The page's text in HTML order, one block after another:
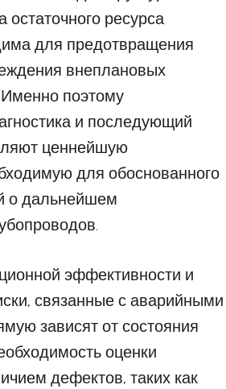
остаточного ресурса
для предотвращения
внеплановых
поэтому
и последующий
ценнейшую
для обоснованного
о дальнейшем
эффективности и
связанные с аварийными
зависят от состояния
оценки
дефектов, таких как